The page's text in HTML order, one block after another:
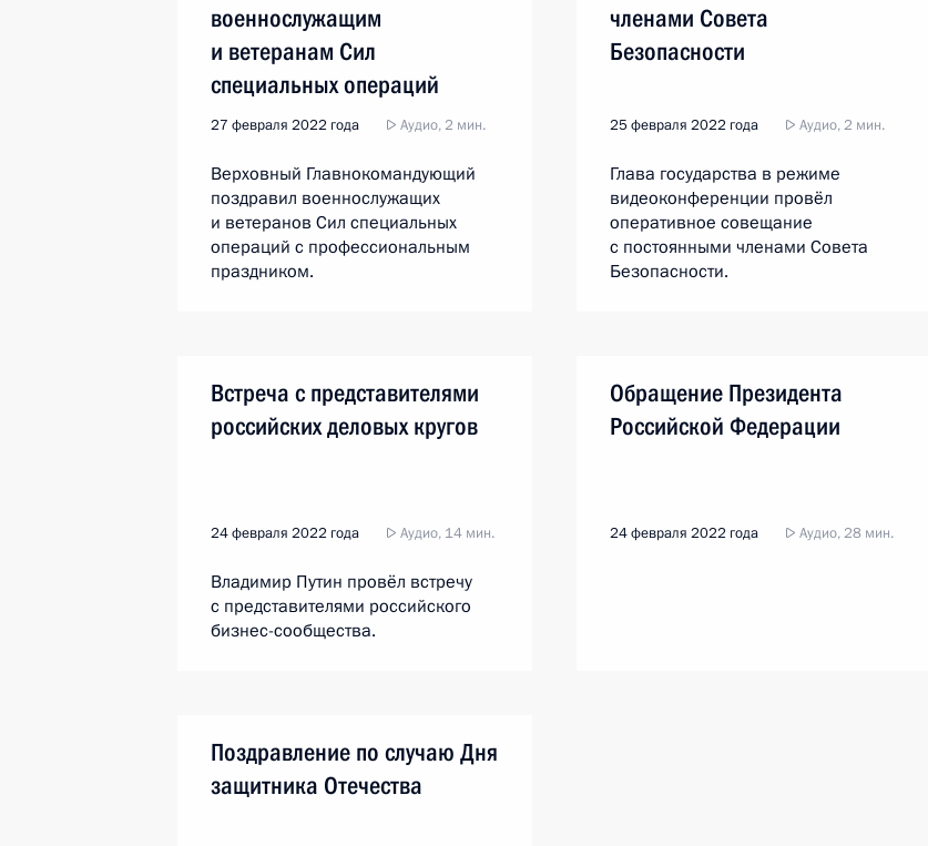
военнослужащим
и ветеранам Сил
специальных операций
27 февраля 2022 года Аудио, 2 мин.
Верховный Главнокомандующий
поздравил военнослужащих
и ветеранов Сил специальных
операций с профессиональным
праздником.
членами Совета
Безопасности
25 февраля 2022 года Аудио, 2 мин.
Глава государства в режиме
видеоконференции провёл
оперативное совещание
с постоянными членами Совета
Безопасности.
Встреча с представителями
российских деловых кругов
24 февраля 2022 года Аудио, 14 мин.
Владимир Путин провёл встречу
с представителями российского
бизнес-сообщества.
Обращение Президента
Российской Федерации
24 февраля 2022 года Аудио, 28 мин.
Поздравление по случаю Дня
защитника Отечества